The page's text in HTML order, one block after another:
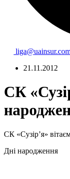
21.11.2012
СК
СК «Сузір’я»
Дні народження